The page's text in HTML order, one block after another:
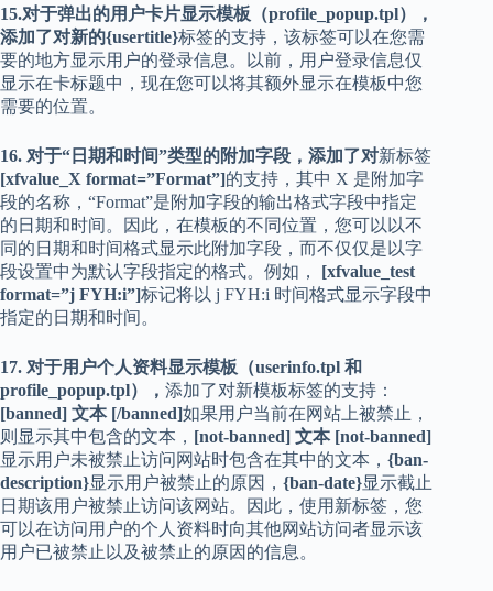
15.对于弹出的用户卡片显示模板（profile_popup.tpl），
添加了对新的{usertitle}标签的支持，该标签可以在您需
要的地方显示用户的登录信息。以前，用户登录信息仅
显示在卡标题中，现在您可以将其额外显示在模板中您
需要的位置。
16. 对于“日期和时间”类型的附加字段，添加了对新标签
[xfvalue_X format=”Format”]的支持，其中 X 是附加字
段的名称，“Format”是附加字段的输出格式字段中指定
的日期和时间。因此，在模板的不同位置，您可以以不
同的日期和时间格式显示此附加字段，而不仅仅是以字
段设置中为默认字段指定的格式。例如， [xfvalue_test
format=”j FYH:i”]标记将以 j FYH:i 时间格式显示字段中
指定的日期和时间。
17. 对于用户个人资料显示模板（userinfo.tpl 和
profile_popup.tpl）， 添加了对新模板标签的支持：
[banned] 文本 [/banned]如果用户当前在网站上被禁止，
则显示其中包含的文本， [not-banned] 文本 [not-banned]
显示用户未被禁止访问网站时包含在其中的文本， {ban-
description}显示用户被禁止的原因， {ban-date}显示截止
日期该用户被禁止访问该网站。因此，使用新标签，您
可以在访问用户的个人资料时向其他网站访问者显示该
用户已被禁止以及被禁止的原因的信息。